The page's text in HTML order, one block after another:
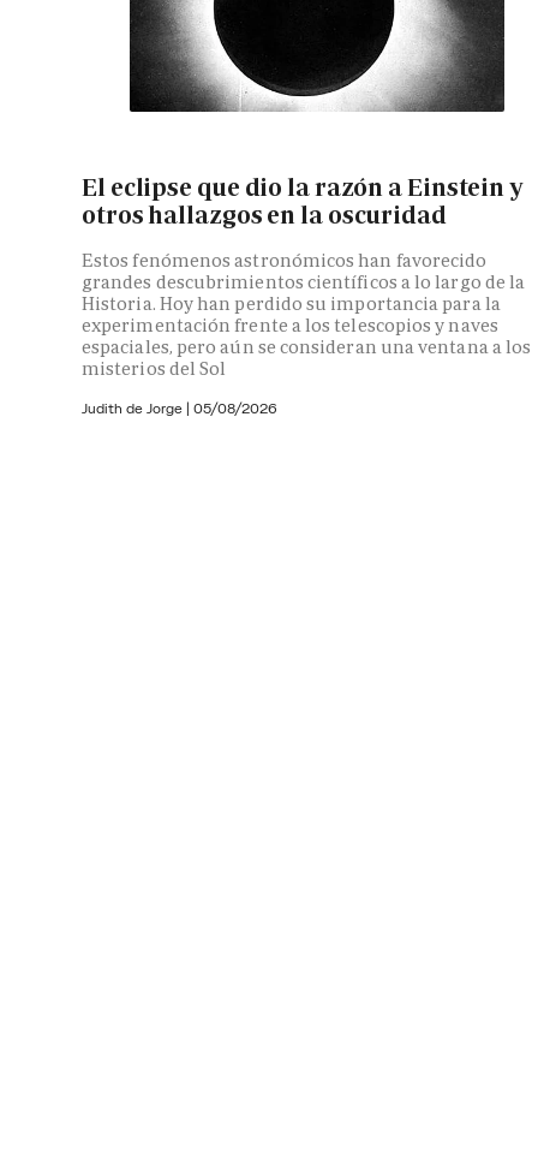
El eclipse que dio la razón a Einstein y
otros hallazgos en la oscuridad
Estos fenómenos astronómicos han favorecido
grandes descubrimientos científicos a lo largo de la
Historia. Hoy han perdido su importancia para la
experimentación frente a los telescopios y naves
espaciales, pero aún se consideran una ventana a los
misterios del Sol
Judith de Jorge | 05/08/2026